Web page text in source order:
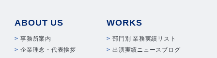
ABOUT US
事務所案内
企業理念・代表挨拶
WORKS
部門別 業務実績リスト
出演実績ニュースブログ